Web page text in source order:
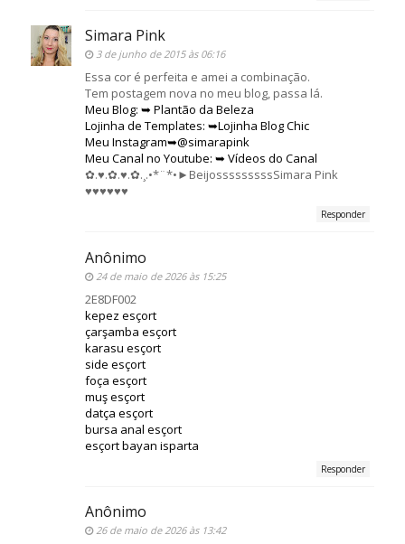
Simara Pink
3 de junho de 2015 às 06:16
Essa cor é perfeita e amei a combinação.
Tem postagem nova no meu blog, passa lá.
Meu Blog: ➥ Plantão da Beleza
Lojinha de Templates: ➥Lojinha Blog Chic
Meu Instagram➥@simarapink
Meu Canal no Youtube: ➥ Vídeos do Canal
✿.♥.✿.♥.✿.¸.•*¨*•►BeijosssssssssSimara Pink
♥♥♥♥♥♥
Responder
Anônimo
24 de maio de 2026 às 15:25
2E8DF002
kepez esçort
çarşamba esçort
karasu esçort
side esçort
foça esçort
muş esçort
datça esçort
bursa anal esçort
esçort bayan isparta
Responder
Anônimo
26 de maio de 2026 às 13:42